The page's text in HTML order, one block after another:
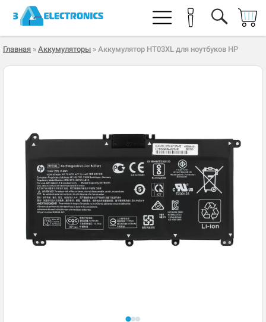
Главная » Аккумуляторы » Аккумулятор HT03XL для ноутбуков HP